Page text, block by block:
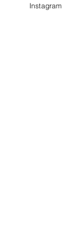
Instagram